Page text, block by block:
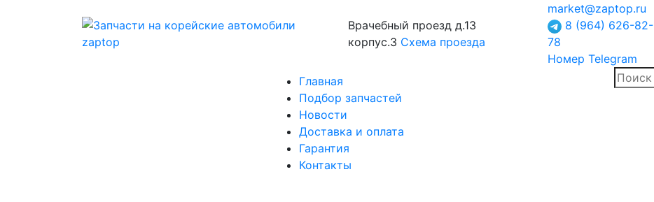
Врачебный проезд д.13
корпус.3 Схема проезда
market@zaptop.ru
8 (964) 626-82-
78
Номер Telegram
Главная
Подбор запчастей
Новости
Доставка и оплата
Гарантия
Контакты